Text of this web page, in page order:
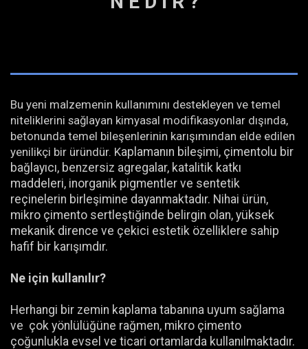
Bu yeni malzemenin kullanımını destekleyen ve temel
niteliklerini sağlayan kimyasal modifikasyonlar dışında,
betonunda temel bileşenlerinin karışımından elde edilen
yenilikçi bir üründür. Kaplamanın bileşimi, çimentolu bir
bağlayıcı, benzersiz agregalar, katalitik katkı
maddeleri, inorganik pigmentler ve sentetik
reçinelerin birleşimine dayanmaktadır. Nihai ürün,
mikro çimento sertleştiğinde belirgin olan, yüksek
mekanik dirence ve çekici estetik özelliklere sahip
hafif bir karışımdır.
Ne için kullanılır?
Herhangi bir zemin kaplama tabanına uyum sağlama
ve çok yönlülüğüne rağmen, mikro çimento
çoğunlukla evsel ve ticari ortamlarda kullanılmaktadır.